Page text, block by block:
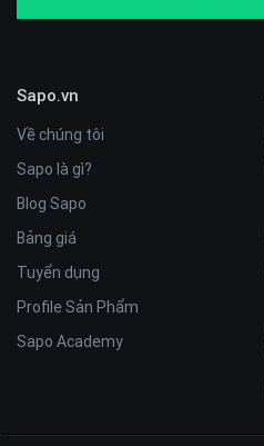
Sapo.vn
Về chúng tôi
Sapo là gì?
Blog Sapo
Bảng giá
Tuyển dụng
Profile Sản Phẩm
Sapo Academy